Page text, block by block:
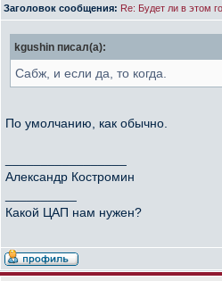
Заголовок сообщения: Re: Будет ли в этом
kgushin писал(а):
Сабж, и если да, то когда.
По умолчанию, как обычно.
Александр Костромин
Какой ЦАП нам нужен?